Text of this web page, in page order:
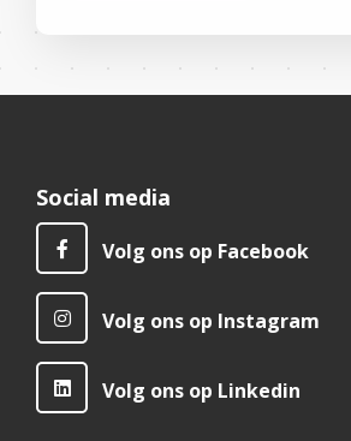
Social media
Volg ons op Facebook
Volg ons op Instagram
Volg ons op Linkedin